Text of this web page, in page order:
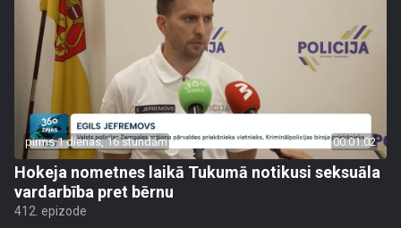
pirms 1 dienas, 16 stundām 00:01:02
Hokeja nometnes laikā Tukumā notikusi seksuāla
vardarbība pret bērnu
412. epizode